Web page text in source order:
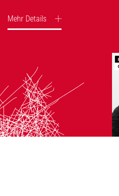
Mehr Details